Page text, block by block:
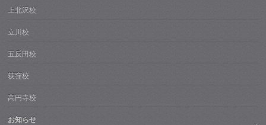
上北沢校
立川校
五反田校
荻窪校
高円寺校
お知らせ